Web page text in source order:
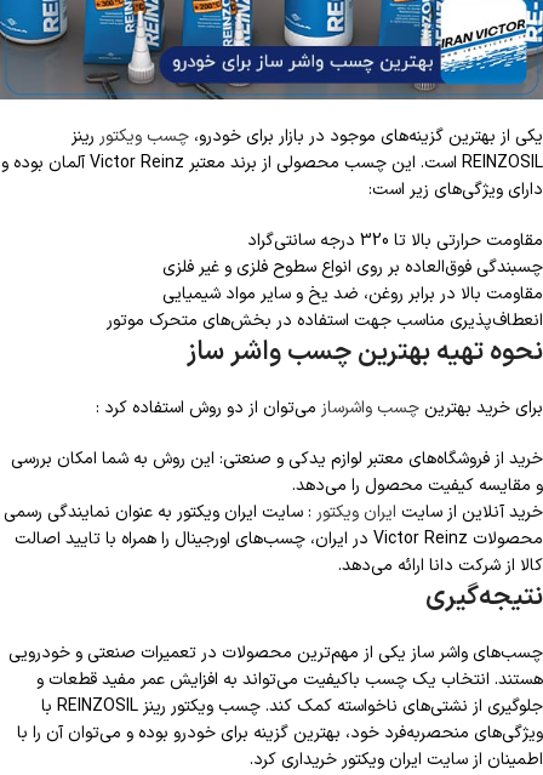
یکی از بهترین گزینه‌های موجود در بازار برای خودرو، چسب ویکتور رینز
REINZOSIL است. این چسب محصولی از برند معتبر Victor Reinz آلمان بوده و
دارای ویژگی‌های زیر است:
مقاومت حرارتی بالا تا 320 درجه سانتی‌گراد
چسبندگی فوق‌العاده بر روی انواع سطوح فلزی و غیر فلزی
مقاومت بالا در برابر روغن، ضد یخ و سایر مواد شیمیایی
انعطاف‌پذیری مناسب جهت استفاده در بخش‌های متحرک موتور
نحوه تهیه بهترین چسب واشر ساز
برای خرید بهترین چسب واشرساز می‌توان از دو روش استفاده کرد :
خرید از فروشگاه‌های معتبر لوازم یدکی و صنعتی: این روش به شما امکان بررسی
و مقایسه کیفیت محصول را می‌دهد.
خرید آنلاین از سایت ایران ویکتور : سایت ایران ویکتور به عنوان نمایندگی رسمی
محصولات Victor Reinz در ایران، چسب‌های اورجینال را همراه با تایید اصالت
کالا از شرکت دانا ارائه می‌دهد.
نتیجه‌گیری
چسب‌های واشر ساز یکی از مهم‌ترین محصولات در تعمیرات صنعتی و خودرویی
هستند. انتخاب یک چسب باکیفیت می‌تواند به افزایش عمر مفید قطعات و
جلوگیری از نشتی‌های ناخواسته کمک کند. چسب ویکتور رینز REINZOSIL با
ویژگی‌های منحصربه‌فرد خود، بهترین گزینه برای خودرو بوده و می‌توان آن را با
اطمینان از سایت ایران ویکتور خریداری کرد.